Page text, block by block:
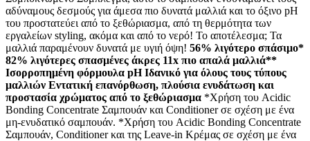
αδύναμους δεσμούς για άμεσα πιο δυνατά μαλλιά και το όξινο pH
του προστατεύει από το ξεθώριασμα, από τη θερμότητα των
εργαλείων styling, ακόμα και από το νερό! Το αποτέλεσμα; Τα
μαλλιά παραμένουν δυνατά με υγιή όψη! 56% λιγότερο σπάσιμο*
82% λιγότερες σπασμένες άκρες 11x πιο απαλά μαλλιά**
Ισορροπημένη φόρμουλα pH Ιδανικό για όλους τους τύπους
μαλλιών Εντατική επανόρθωση, πλούσια ενυδάτωση και
προστασία χρώματος από το ξεθώριασμα *Χρήση του Acidic
Bonding Concentrate Σαμπουάν και Conditioner σε σχέση με ένα
μη-ενυδατικό σαμπουάν. *Χρήση του Acidic Bonding Concentrate
Σαμπουάν, Conditioner και της Leave-in Κρέμας σε σχέση με ένα